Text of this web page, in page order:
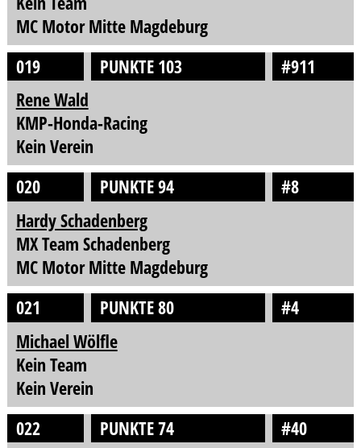
MC Motor Mitte Magdeburg
019
PUNKTE 103
#911
Rene Wald
KMP-Honda-Racing
Kein Verein
020
PUNKTE 94
#8
Hardy Schadenberg
MX Team Schadenberg
MC Motor Mitte Magdeburg
021
PUNKTE 80
#4
Michael Wölfle
Kein Team
Kein Verein
022
PUNKTE 74
#40